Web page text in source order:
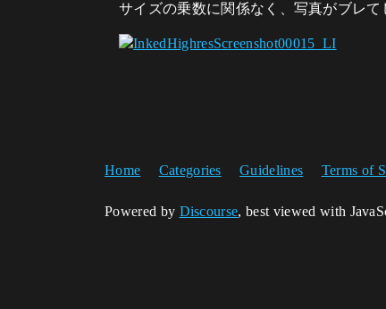
サイズの乗数に関係なく、写真がブレて
Home Categories Guidelines Terms of
Powered by Discourse, best viewed with